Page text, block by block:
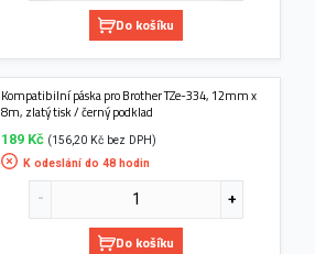
Do košíku
Kompatibilní páska pro Brother TZe-334, 12mm x
8m, zlatý tisk / černý podklad
189 Kč (156,20 Kč bez DPH)
K odeslání do 48 hodin
Do košíku